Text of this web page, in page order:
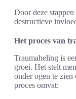
Door deze
destructieve
Het proces van
Traumaheling is
groei. Het stelt
onder ogen te
proces omvat: